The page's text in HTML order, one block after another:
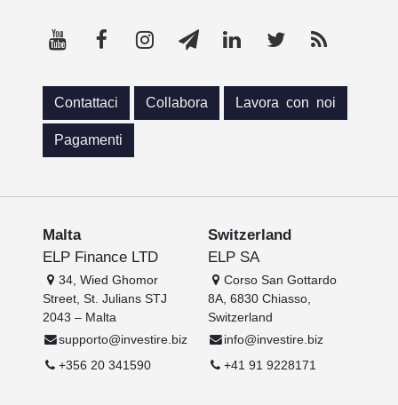
Contattaci Collabora Lavora con noi
Pagamenti
Malta
ELP Finance LTD
34, Wied Ghomor
Street, St. Julians STJ
2043 – Malta
supporto@investire.biz
+356 20 341590
Switzerland
ELP SA
Corso San Gottardo
8A, 6830 Chiasso,
Switzerland
info@investire.biz
+41 91 9228171